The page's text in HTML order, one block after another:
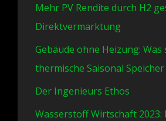
Mehr PV Rendite durch H2
Direktvermarktung
Gebäude ohne Heizung: Was
thermische Saisonal Speicher
Der Ingenieurs Ethos
Wasserstoff Wirtschaft 2023: